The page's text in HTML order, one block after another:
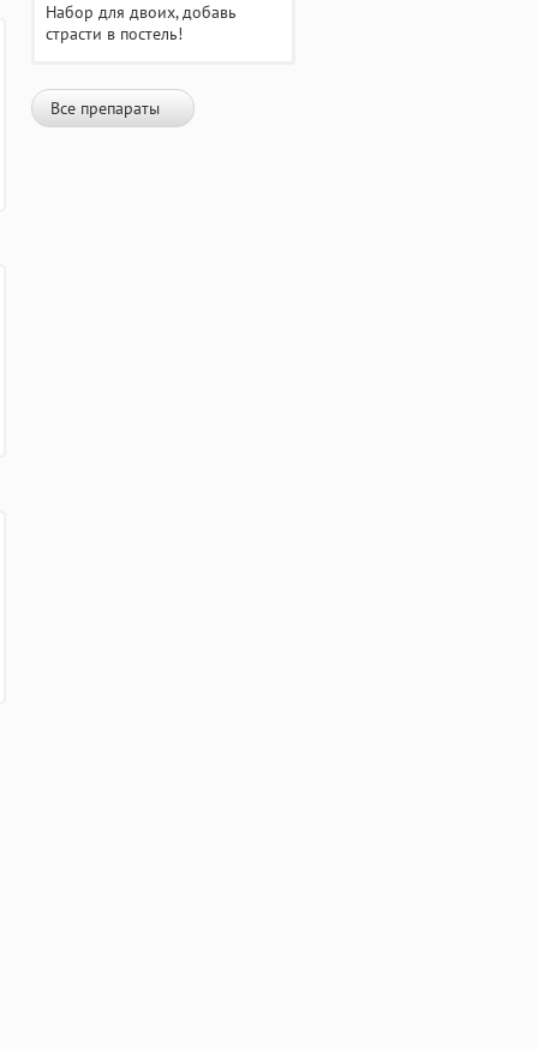
Набор для двоих, добавь
страсти в постель!
Все препараты